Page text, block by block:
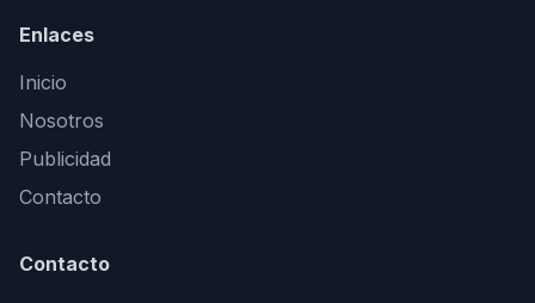
Enlaces
Inicio
Nosotros
Publicidad
Contacto
Contacto